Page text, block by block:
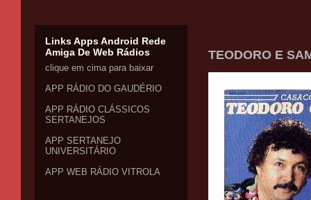
TEODORO E
Links Apps Android Rede
Amiga De Web Rádios
clique em cima para baixar
APP RÁDIO DO GAUDÉRIO
APP RÁDIO CLÁSSICOS
SERTANEJOS
APP SERTANEJO
UNIVERSITÁRIO
APP WEB RÁDIO VITROLA